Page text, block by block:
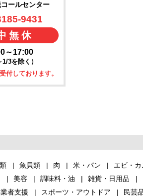
ールセンター
9431
無休
～17:00
1/3を除く）
付しております。
魚貝類 肉 米・パン エビ・
美容 調味料・油 雑貨・日用品
者支援
スポーツ・アウトドア 民芸